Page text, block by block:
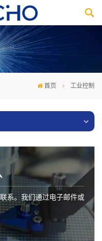
首页 工业控制
系。我们通过电子邮件或